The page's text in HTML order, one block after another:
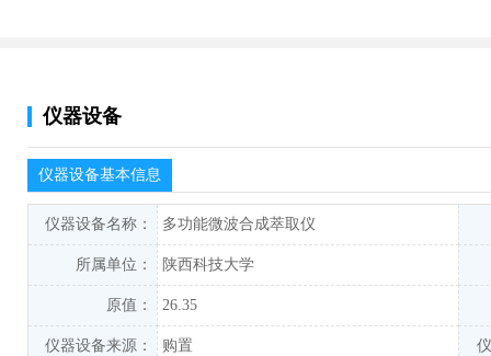
仪器设备
仪器设备基本信息
仪器设备名称： 多功能微波合成萃取仪
所属单位： 陕西科技大学
原值： 26.35
仪器设备来源： 购置